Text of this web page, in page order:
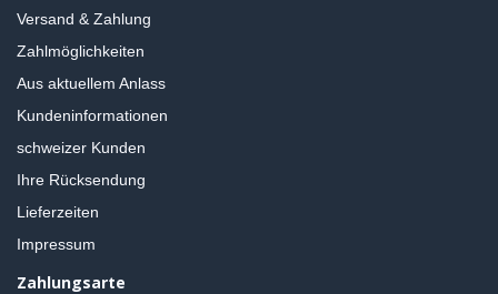
Versand & Zahlung
Zahlmöglichkeiten
Aus aktuellem Anlass
Kundeninformationen
schweizer Kunden
Ihre Rücksendung
Lieferzeiten
Impressum
Zahlungsarte